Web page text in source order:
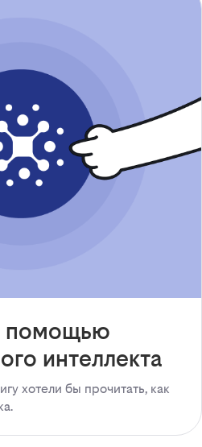
помощью
интеллекта
хотели бы прочитать, как